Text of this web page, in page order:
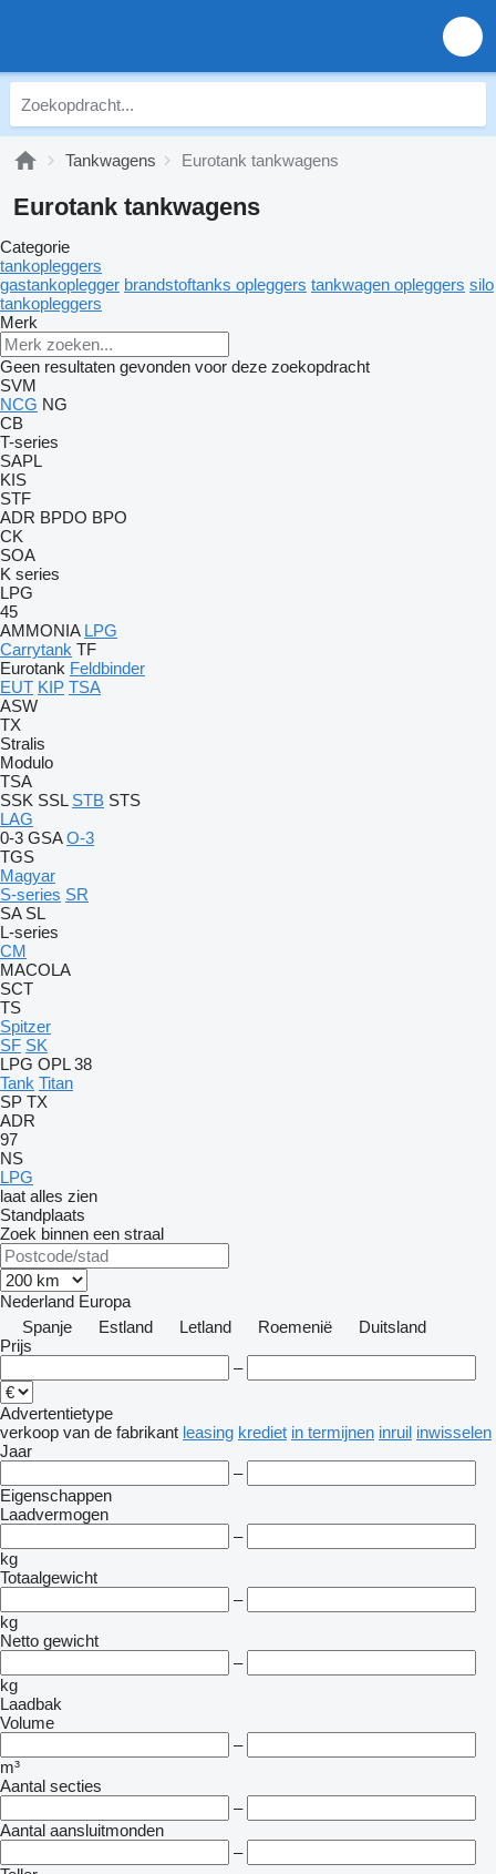
Tankwagens Eurotank tankwagens
Eurotank tankwagens
Categorie
tankopleggers
gastankoplegger brandstoftanks opleggers tankwagen opleggers silo
tankopleggers
Merk
Geen resultaten gevonden voor deze zoekopdracht
SVM
NCG NG
CB
T-series
SAPL
KIS
STF
ADR BPDO BPO
CK
SOA
K series
LPG
45
AMMONIA LPG
Carrytank TF
Eurotank Feldbinder
EUT KIP TSA
ASW
TX
Stralis
Modulo
TSA
SSK SSL STB STS
LAG
0-3 GSA O-3
TGS
Magyar
S-series SR
SA SL
L-series
CM
MACOLA
SCT
TS
Spitzer
SF SK
LPG OPL 38
Tank Titan
SP TX
ADR
97
NS
LPG
laat alles zien
Standplaats
Zoek binnen een straal
Nederland Europa
Spanje
Estland Letland Roemenië
Duitsland
Prijs
–
Advertentietype
verkoop van de fabrikant leasing krediet in termijnen inruil inwisselen
Jaar
–
Eigenschappen
Laadvermogen
–
kg
Totaalgewicht
–
kg
Netto gewicht
–
kg
Laadbak
Volume
–
m³
Aantal secties
–
Aantal aansluitmonden
–